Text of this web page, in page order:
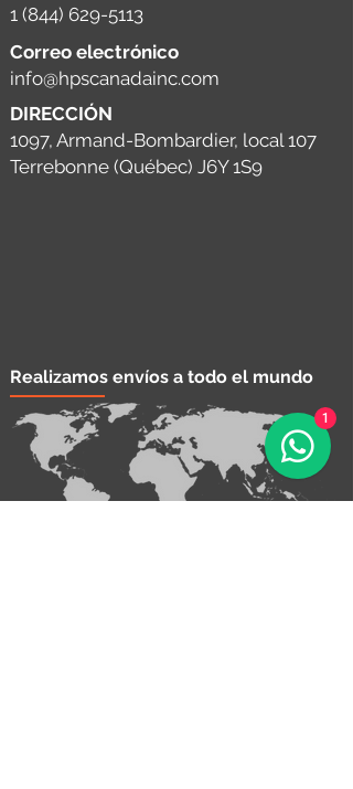
1 (844) 629-5113
Correo electrónico
info@hpscanadainc.com
DIRECCIÓN
1097, Armand-Bombardier, local 107
Terrebonne (Québec) J6Y 1S9
Realizamos envíos a todo el mundo
1